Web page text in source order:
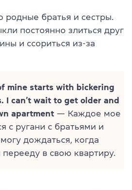
родные братья и сестры.
постоянно злиться друг
и ссориться из-за
mine starts with bickering
I can’t wait to get older and
apartment — Каждое мое
с ругани с братьями и
дождаться, когда
перееду в свою квартиру.